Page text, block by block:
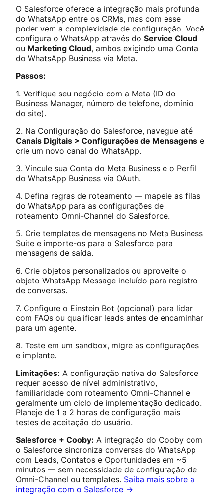
O Salesforce oferece a integração mais profunda
do WhatsApp entre os CRMs, mas com esse
poder vem a complexidade de configuração. Você
configura o WhatsApp através do Service Cloud
ou Marketing Cloud, ambos exigindo uma Conta
do WhatsApp Business via Meta.
Passos:
1. Verifique seu negócio com a Meta (ID do
Business Manager, número de telefone, domínio
do site).
2. Na Configuração do Salesforce, navegue até
Canais Digitais > Configurações de Mensagens e
crie um novo canal do WhatsApp.
3. Vincule sua Conta do Meta Business e o Perfil
do WhatsApp Business via OAuth.
4. Defina regras de roteamento — mapeie as filas
do WhatsApp para as configurações de
roteamento Omni-Channel do Salesforce.
5. Crie templates de mensagens no Meta Business
Suite e importe-os para o Salesforce para
mensagens de saída.
6. Crie objetos personalizados ou aproveite o
objeto WhatsApp Message incluído para registro
de conversas.
7. Configure o Einstein Bot (opcional) para lidar
com FAQs ou qualificar leads antes de encaminhar
para um agente.
8. Teste em um sandbox, migre as configurações
e implante.
Limitações: A configuração nativa do Salesforce
requer acesso de nível administrativo,
familiaridade com roteamento Omni-Channel e
geralmente um ciclo de implementação dedicado.
Planeje de 1 a 2 horas de configuração mais
testes de aceitação do usuário.
Salesforce + Cooby: A integração do Cooby com
o Salesforce sincroniza conversas do WhatsApp
com Leads, Contatos e Oportunidades em ~5
minutos — sem necessidade de configuração de
Omni-Channel ou templates. Saiba mais sobre a
integração com o Salesforce →